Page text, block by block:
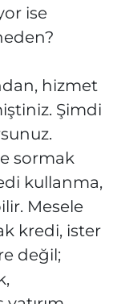
ise
hizmet
Şimdi
sormak
kullanma,
Mesele
kredi, ister
değil;